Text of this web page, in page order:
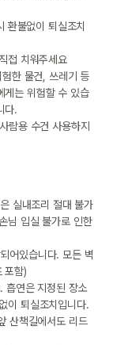
환불없이 퇴실조치
접 치워주세요
한 물건, 쓰레기 등
게는 위험할 수 있습
다.
람용 수건 사용하지
실내조리 절대 불가
님 입실 불가로 인한
어있습니다. 모든 벽
포함)
흡연은 지정된 장소
이 퇴실조치입니다.
산책길에서도 리드